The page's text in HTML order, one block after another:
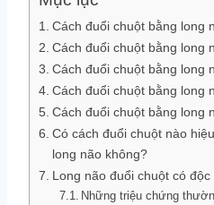
Cách đuổi chuột bằng long
Cách đuổi chuột bằng long
Cách đuổi chuột bằng long
Cách đuổi chuột bằng long
Cách đuổi chuột bằng long
Có cách đuổi chuột nào
long não không?
Long não đuổi chuột có
Những triệu chứng